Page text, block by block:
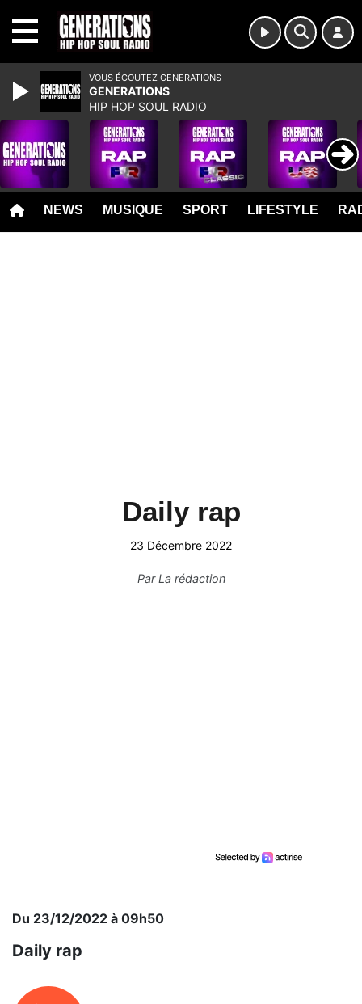
NEWS MUSIQUE SPORT LIFESTYLE
Daily rap
23 Décembre 2022
ParLa rédaction
Du 23/12/2022 à 09h50
Daily rap
VOUS ÉCOUTEZ GENERATIONS
GENERATIONS
HIP HOP SOUL RADIO